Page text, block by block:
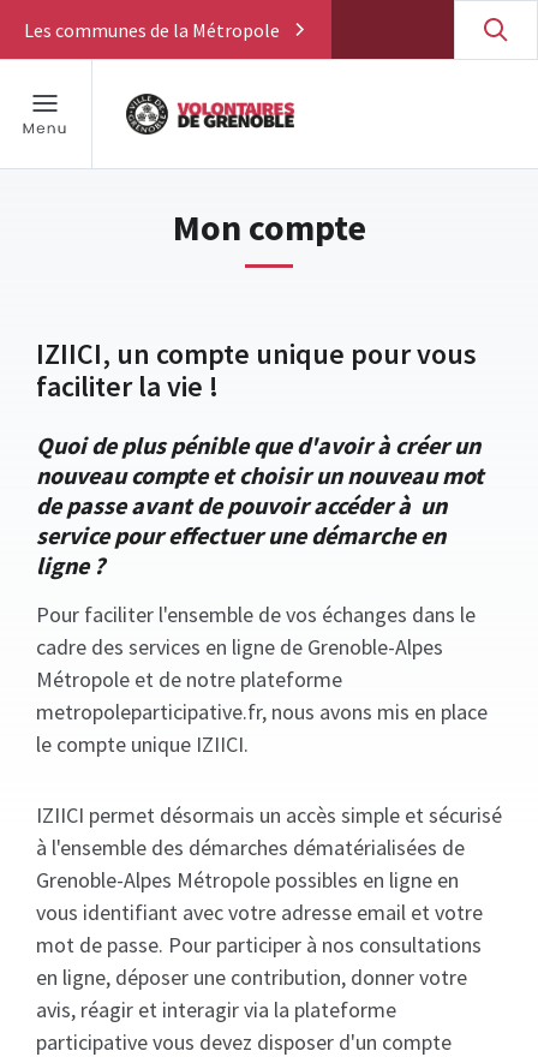
Les communes de la Métropole
Mon compte
IZIICI, un compte unique pour vous
faciliter la vie !
Quoi de plus pénible que d'avoir à créer un
nouveau compte et choisir un nouveau mot
de passe avant de pouvoir accéder à un
service pour effectuer une démarche en
ligne ?
Pour faciliter l'ensemble de vos échanges dans le
cadre des services en ligne de Grenoble-Alpes
Métropole et de notre plateforme
metropoleparticipative.fr, nous avons mis en place
le compte unique IZIICI.
IZIICI permet désormais un accès simple et sécurisé
à l'ensemble des démarches dématérialisées de
Grenoble-Alpes Métropole possibles en ligne en
vous identifiant avec votre adresse email et votre
mot de passe. Pour participer à nos consultations
en ligne, déposer une contribution, donner votre
avis, réagir et interagir via la plateforme
participative vous devez disposer d'un compte